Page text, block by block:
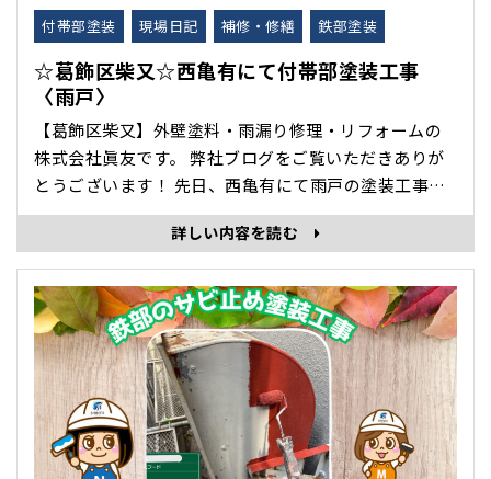
付帯部塗装 現場日記 補修・修繕 鉄部塗装
☆葛飾区柴又☆西亀有にて付帯部塗装工事
〈雨戸〉
【葛飾区柴又】外壁塗料・雨漏り修理・リフォームの
株式会社眞友です。 弊社ブログをご覧いただきありが
とうございます！ 先日、西亀有にて雨戸の塗装工事を
いたしましたので紹介します。 ＊before 外壁だけでな
く、付帯部までしっかり塗装することで、建物全体の
美観と耐久性が向上します✨ 雨戸は、鉄製のため紫外
線、雨水、結露の影響を受けやすくサビ･･･
詳しい内容を読む